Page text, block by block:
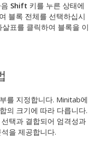
Shift 키를 누른 상태에
블록 전체를 선택하십시
표를 클릭하여 블록을 이
를 지정합니다. Minitab에
의 크기에 따라 다릅니다.
택과 결합되어 엄격성과
을 제공합니다.